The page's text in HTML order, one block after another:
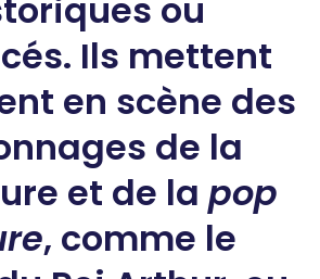
ou
Ils mettent
en scène des
de la
et de la pop
, comme le